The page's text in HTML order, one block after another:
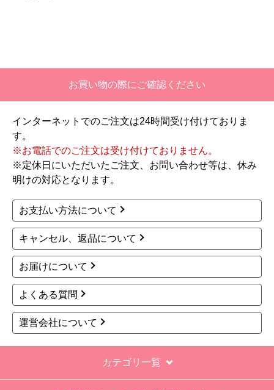
【注文からどのくらいで届きましたか？】
【その他感想・コメント】
１．５点は、少々工事が雑。
過去の業者で一番最低。良かった点は、ただ一
つ、愛想が良かったこと。
なにかも分からない。少々不安である。
工事後は、初期設定や取り扱いの説明もなく、慌
てて引き上げる感じ。
保障期間の説明もHPとは違った。８年保証にして
いるがメーカー保証が３年追加になり１１年と説
明があった。HPにはメーカー保証期間も８年に含
むとなっていたが、どちらが正しいか分からな
お買い物の際にご確認ください
インターネットでのご注文は24時間受け付けておりま
す。
※お電話でのご注文は受け付けておりません。
※定休日にいただいたご注文、お問い合わせ等は、休み
明けの対応となります。
お支払い方法について
キャンセル、返品について
お届けについて
よくある質問
運営会社について
カテゴリ一覧